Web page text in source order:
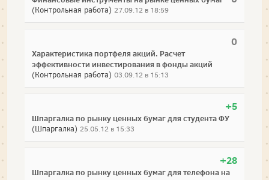
(Контрольная работа) 27.09.12 в 18:59
0
Характеристика портфеля акций. Расчет
эффективности инвестирования в фонды акций
(Контрольная работа) 03.09.12 в 15:13
+5
Шпаргалка по рынку ценных бумаг для студента ФУ
(Шпаргалка) 25.05.12 в 15:33
+28
Шпаргалка по рынку ценных бумаг для телефона на